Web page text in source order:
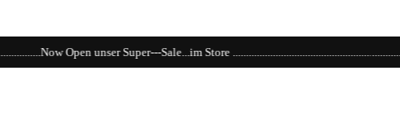
Super---Sale...im Store